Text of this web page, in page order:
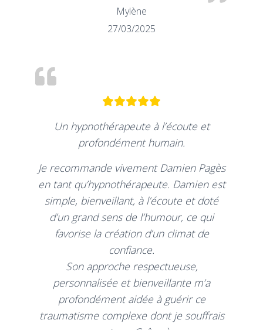
Mylène
27/03/2025
Un hypnothérapeute à l’écoute et
profondément humain.
Je recommande vivement Damien Pagès
en tant qu’hypnothérapeute. Damien est
simple, bienveillant, à l’écoute et doté
d’un grand sens de l’humour, ce qui
favorise la création d’un climat de
confiance.
Son approche respectueuse,
personnalisée et bienveillante m’a
profondément aidée à guérir ce
traumatisme complexe dont je souffrais